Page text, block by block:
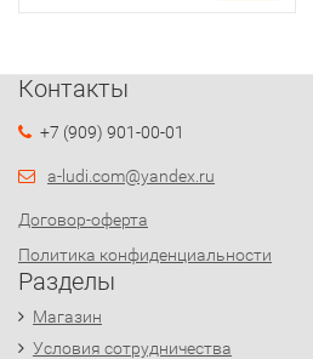
Контакты
+7 (909) 901-00-01
a-ludi.com@yandex.ru
Договор-оферта
Политика конфиденциальности
Разделы
Магазин
Условия сотрудничества